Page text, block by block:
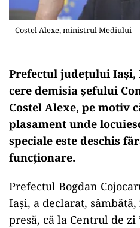
Costel Alexe, ministrul Mediului
Prefectul judeţului Iaşi,
cere demisia şefului
Costel Alexe, pe motiv
plasament unde
speciale este deschis
funcţionare.
Prefectul Bogdan
Iaşi, a declarat,
presă, că la Centrul de